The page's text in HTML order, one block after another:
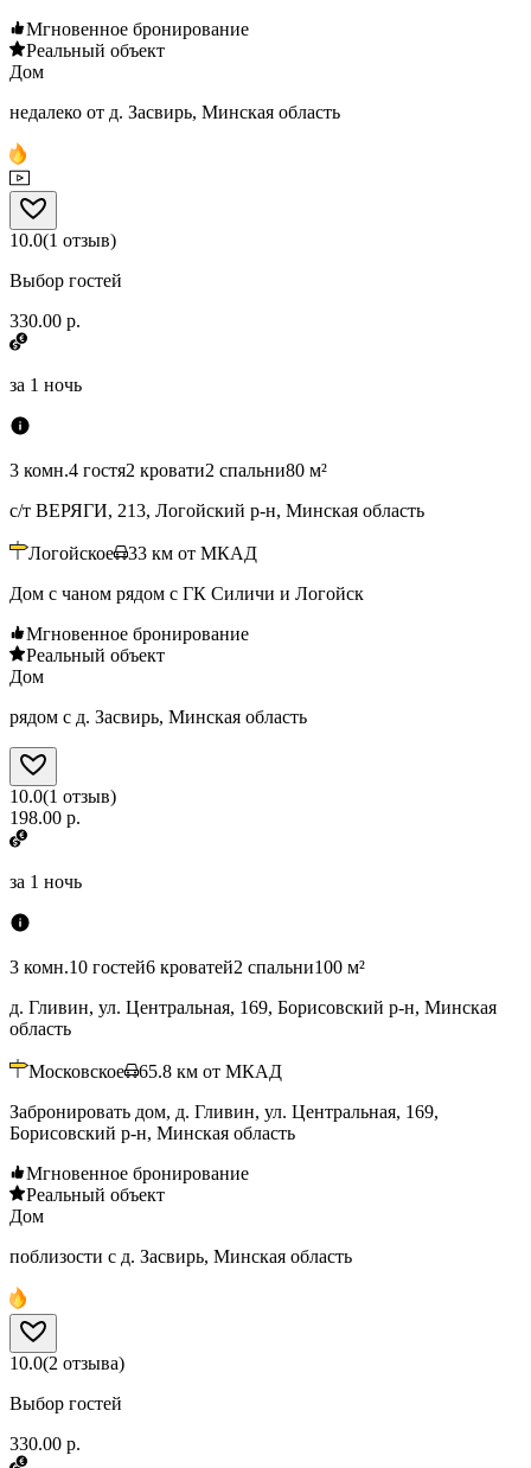
Мгновенное бронирование
Реальный объект
Дом
недалеко от д. Засвирь, Минская область
10.0(1 отзыв)
Выбор гостей
330.00 р.
за 1 ночь
3 комн.4 гостя2 кровати2 спальни80 м²
с/т ВЕРЯГИ, 213, Логойский р-н, Минская область
Логойское 33 км от МКАД
Дом с чаном рядом с ГК Силичи и Логойск
Мгновенное бронирование
Реальный объект
Дом
рядом с д. Засвирь, Минская область
10.0(1 отзыв)
198.00 р.
за 1 ночь
3 комн.10 гостей6 кроватей2 спальни100 м²
д. Гливин, ул. Центральная, 169, Борисовский р-н, Минская
область
Московское 65.8 км от МКАД
Забронировать дом, д. Гливин, ул. Центральная, 169,
Борисовский р-н, Минская область
Мгновенное бронирование
Реальный объект
Дом
поблизости с д. Засвирь, Минская область
10.0(2 отзыва)
Выбор гостей
330.00 р.